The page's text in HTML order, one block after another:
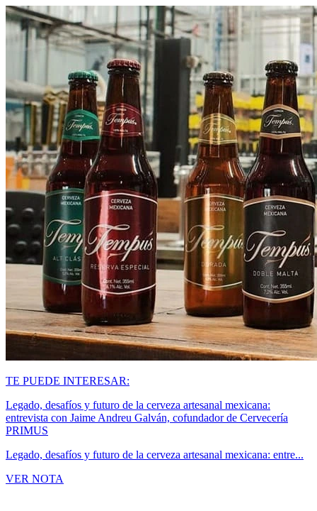
TE PUEDE INTERESAR:
Legado, desafíos y futuro de la cerveza artesanal mexicana:
entrevista con Jaime Andreu Galván, cofundador de Cervecería
PRIMUS
Legado, desafíos y futuro de la cerveza artesanal mexicana: entre...
VER NOTA